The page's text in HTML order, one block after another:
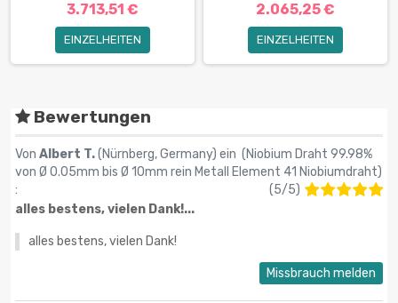
3.713,51 €
EINZELHEITEN
2.065,25 €
EINZELHEITEN
Bewertungen
Von Albert T.(Nürnberg, Germany) ein (Niobium Draht 99.98%
von Ø 0.05mm bis Ø 10mm rein Metall Element 41 Niobiumdraht)
:
(5/5)
alles bestens, vielen Dank!...
alles bestens, vielen Dank!
Missbrauch melden